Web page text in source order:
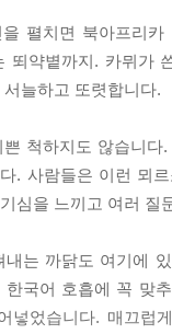
펼치면 북아프리
뙤약볕까지. 카뮈가
늘하고 또렷합니다.
척하지도 않습니
. 사람들은 이런 뫼
심을 느끼고 여러 질
는 까닭도 여기에
국어 호흡에 꼭 맞
넣었습니다. 매끄럽